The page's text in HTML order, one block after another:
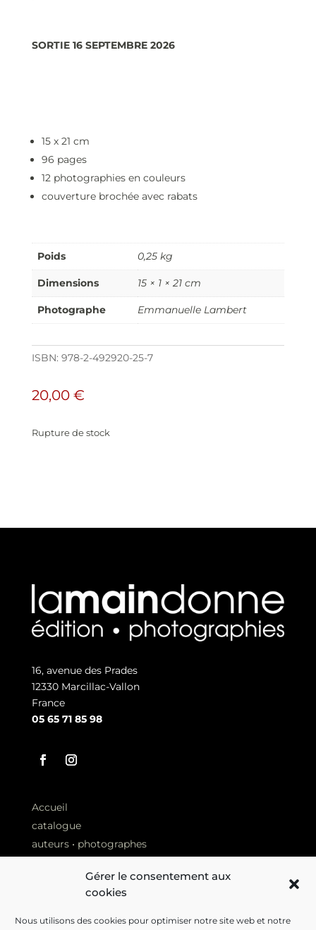
Gérer le consentement aux
cookies
Nous utilisons des cookies pour optimiser notre site web et notre
SORTIE 16 SEPTEMBRE 2026
15 x 21 cm
96 pages
12 photographies en couleurs
couverture brochée avec rabats
Poids 0,25 kg
Dimensions 15 × 1 × 21 cm
Photographe Emmanuelle Lambert
ISBN: 978-2-492920-25-7
20,00 €
Rupture de stock
16, avenue des Prades
12330 Marcillac-Vallon
France
05 65 71 85 98
Accueil
catalogue
auteurs • photographes